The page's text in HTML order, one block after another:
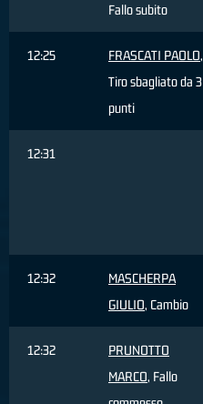
Fallo subito
12:25 FRASCATI PAOLO,
Tiro sbagliato da 3
punti
12:31
12:32
MASCHERPA
GIULIO, Cambio
12:32
PRUNOTTO
MARCO, Fallo